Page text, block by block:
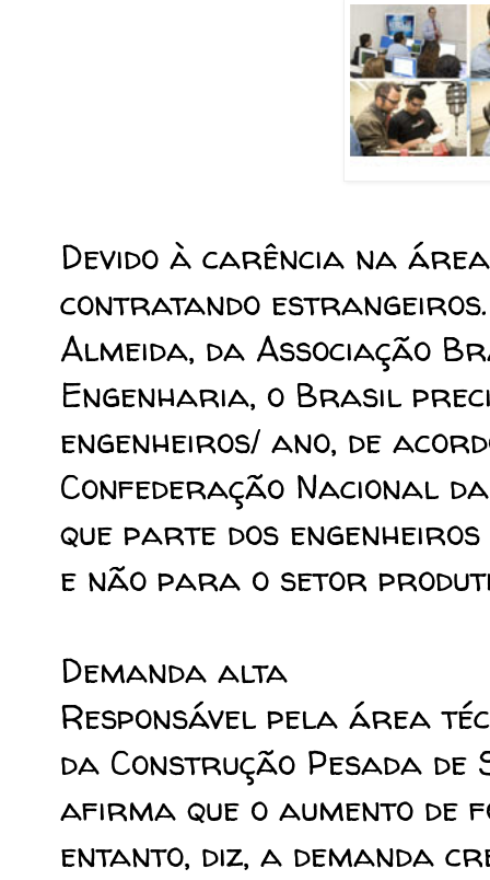
Devido à carência na
contratando estrangeiros.
Almeida, da Associação
Engenharia, o Brasil
engenheiros/ ano, de
Confederação Nacional
que parte dos
e não para o setor
Demanda alta
Responsável pela área
da Construção Pesada de
afirma que o aumento de
entanto, diz, a demanda